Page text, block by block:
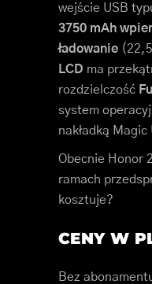
wejście USB
3750 mAh
ładowanie
LCD ma
rozdzielczość
system
nakładką Magic
Obecnie Honor
ramach
kosztuje?
CENY W
Bez